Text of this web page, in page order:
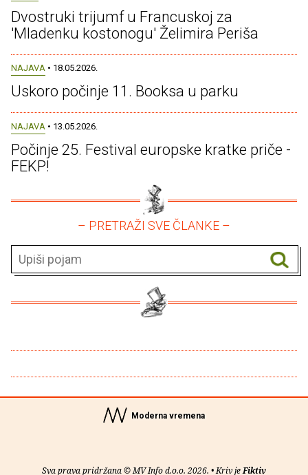
Dvostruki trijumf u Francuskoj za
'Mladenku kostonogu' Želimira Periša
NAJAVA • 18.05.2026.
Uskoro počinje 11. Booksa u parku
NAJAVA • 13.05.2026.
Počinje 25. Festival europske kratke priče -
FEKP!
– PRETRAŽI SVE ČLANKE –
Moderna vremena
Sva prava pridržana © MV Info d.o.o. 2026. • Kriv jeFiktiv